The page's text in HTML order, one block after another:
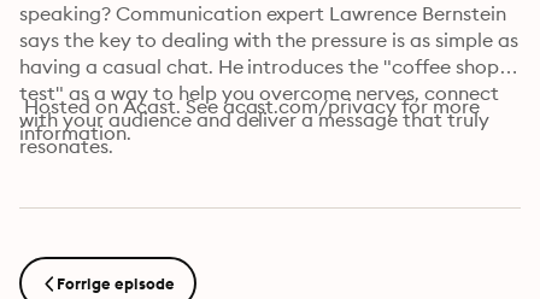
speaking? Communication expert Lawrence Bernstein
says the key to dealing with the pressure is as simple as
having a casual chat. He introduces the "coffee shop
test" as a way to help you overcome nerves, connect
with your audience and deliver a message that truly
resonates.
Hosted on Acast. See acast.com/privacy for more
information.
Forrige episode